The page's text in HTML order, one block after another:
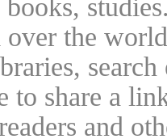
books,
over the
to share a
and